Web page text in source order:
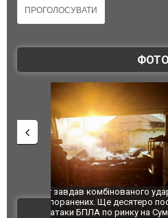
ФОТО
За 2000 кілометрів від
Єкатеринбурзі після
склад Wildberries. ФОТО.